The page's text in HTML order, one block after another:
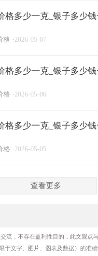
/ 亚一金店
格多少一克_银子多少
格 · 2026-05-07
格多少一克_银子多少
格 · 2026-05-06
格多少一克_银子多少
格 · 2026-05-05
查看更多
流，不存在盈利性目的，此文观
于文字、图片、图表及数据）的准